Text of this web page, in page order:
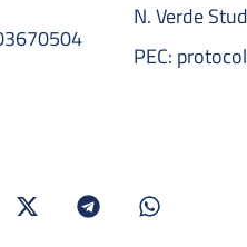
N. Verde
PEC: